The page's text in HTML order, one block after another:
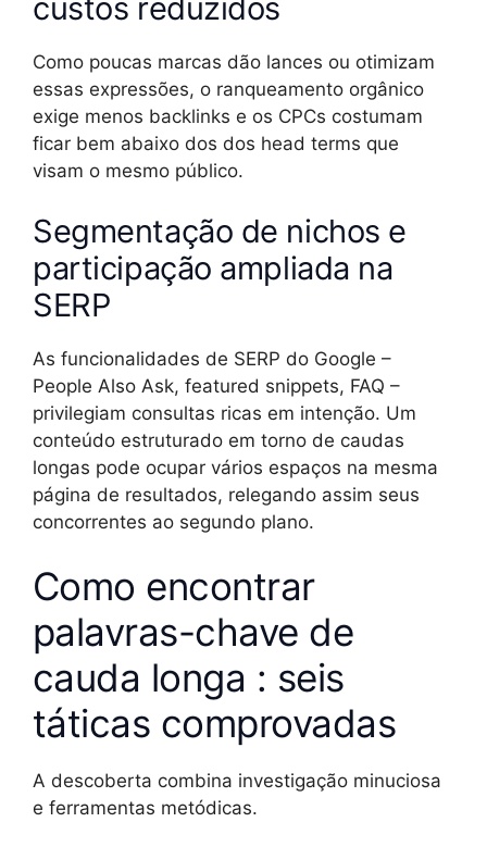
custos reduzidos
Como poucas marcas dão lances ou otimizam
essas expressões, o ranqueamento orgânico
exige menos backlinks e os CPCs costumam
ficar bem abaixo dos dos head terms que
visam o mesmo público.
Segmentação de nichos e
participação ampliada na
SERP
As funcionalidades de SERP do Google –
People Also Ask, featured snippets, FAQ –
privilegiam consultas ricas em intenção. Um
conteúdo estruturado em torno de caudas
longas pode ocupar vários espaços na mesma
página de resultados, relegando assim seus
concorrentes ao segundo plano.
Como encontrar
palavras-chave de
cauda longa : seis
táticas comprovadas
A descoberta combina investigação minuciosa
e ferramentas metódicas.